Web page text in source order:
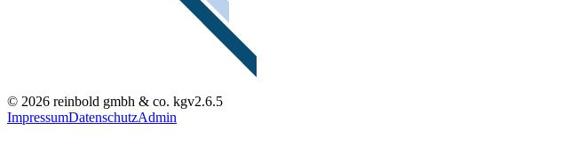
© 2026 reinbold gmbh & co. kgv2.6.5
ImpressumDatenschutzAdmin